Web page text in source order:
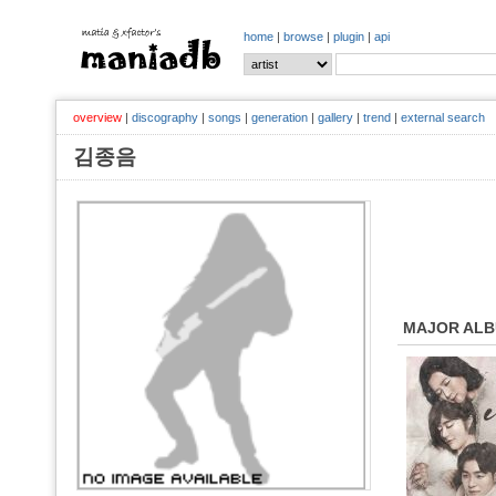
home | browse | plugin | api
overview | discography | songs | generation | gallery | trend | external search
김종음
MAJOR